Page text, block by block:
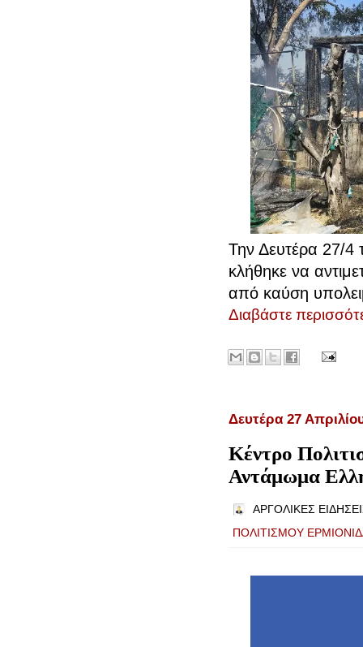
Την Δευτέρα 27/4
κλήθηκε να
από καύση
Διαβάστε
Δευτέρα 27
Κέντρο
Αντάμωμα
ΑΡΓΟΛΙΚΕΣ
ΠΟΛΙΤΙΣΜΟΥ